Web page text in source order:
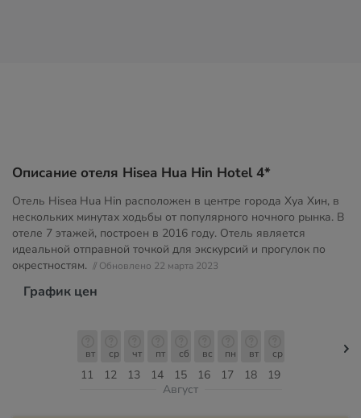
Описание отеля Hisea Hua Hin Hotel 4*
Отель Hisea Hua Hin расположен в центре города Хуа Хин, в
нескольких минутах ходьбы от популярного ночного рынка. В
отеле 7 этажей, построен в 2016 году. Отель является
идеальной отправной точкой для экскурсий и прогулок по
окрестностям. // Обновлено 22 марта 2023
График цен
11
вт
12
ср
13
чт
14
пт
15
сб
16
вс
17
пн
18
вт
19
ср
Август